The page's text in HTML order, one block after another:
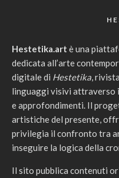
Hestetika.art è una
dedicata all’arte
digitale di Hestetika,
linguaggi visivi attraverso
e approfondimenti. Il
artistiche del presente,
privilegia il confronto tra
inseguire la logica della
Il sito pubblica contenuti